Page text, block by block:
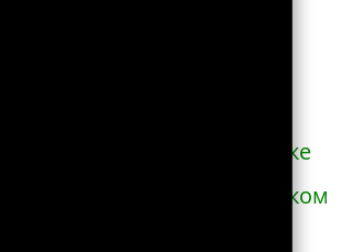
такси в Алдане
такси в Алейске
такси в Александрове
такси в Александровске
такси в Александровском
такси в Алексеевке